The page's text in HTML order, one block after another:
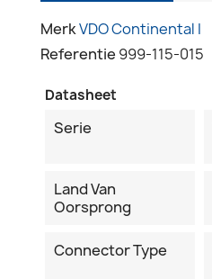
MerkVDO Continental I
Referentie 999-115-015
Datasheet
Serie
Land Van
Oorsprong
Connector Type